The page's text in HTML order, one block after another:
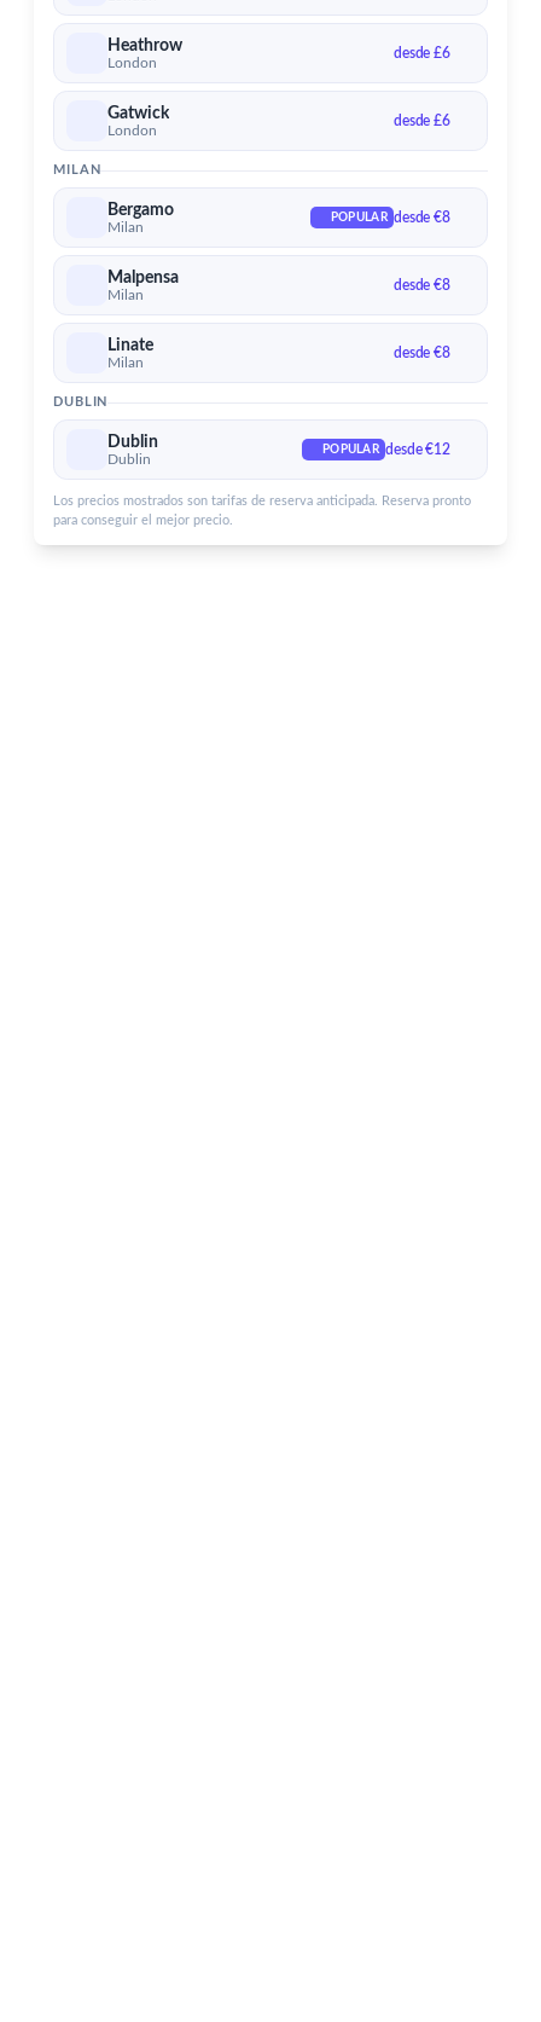
Aeropuerto de Dublin
Servicios para el aeropuerto de Dublin
Heathrow
London
desde £6
Gatwick
London
desde £6
MILAN
Bergamo
Milan
POPULAR desde €8
Malpensa
Milan
desde €8
Linate
Milan
desde €8
DUBLIN
Dublin
Dublin
POPULAR desde €12
Los precios mostrados son tarifas de reserva anticipada. Reserva pronto
para conseguir el mejor precio.